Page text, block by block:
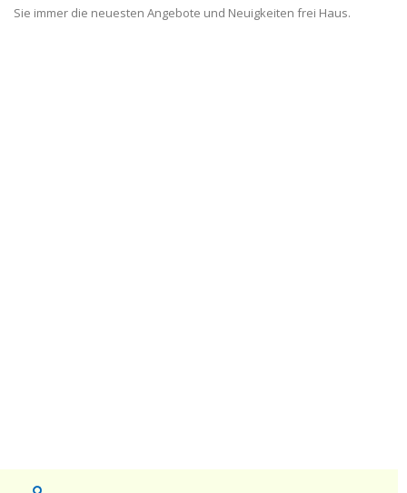
Sie immer die neuesten Angebote und Neuigkeiten frei Haus.